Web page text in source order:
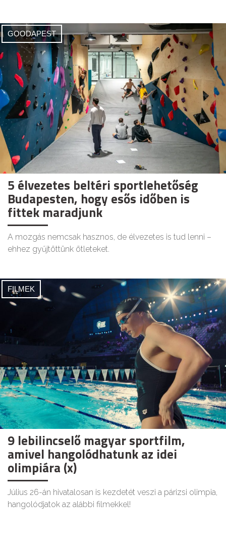
GOODAPEST
5 élvezetes beltéri sportlehetőség
Budapesten, hogy esős időben is
fittek maradjunk
A mozgás nemcsak hasznos, de élvezetes is tud lenni –
ehhez gyűjtöttünk ötleteket.
FILMEK
9 lebilincselő magyar sportfilm,
amivel hangolódhatunk az idei
olimpiára (x)
Július 26-án hivatalosan is kezdetét veszi a párizsi olimpia,
hangolódjatok az alábbi filmekkel!